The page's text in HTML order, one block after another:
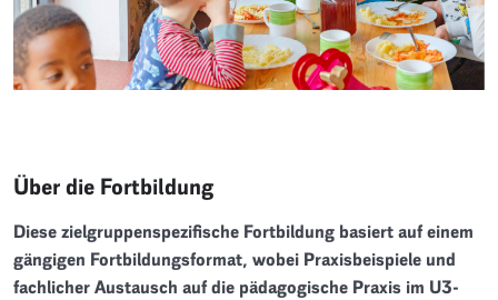
Über die Fortbildung
Diese zielgruppenspezifische Fortbildung basiert auf einem
gängigen Fortbildungsformat, wobei Praxisbeispiele und
fachlicher Austausch auf die pädagogische Praxis im U3-